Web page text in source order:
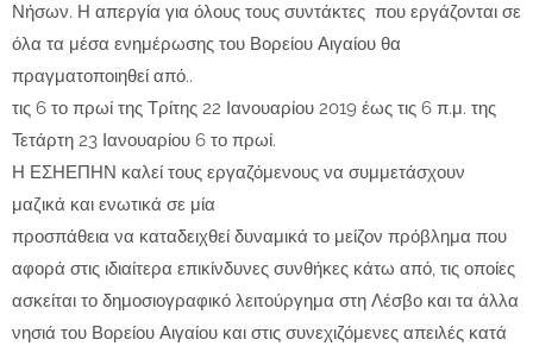
Νήσων. Η απεργία για όλους τους συντάκτες που εργάζονται σε
όλα τα μέσα ενημέρωσης του Βορείου Αιγαίου θα
πραγματοποιηθεί από..
τις 6 το πρωί της Τρίτης 22 Ιανουαρίου 2019 έως τις 6 π.μ. της
Τετάρτη 23 Ιανουαρίου 6 το πρωί.
Η ΕΣΗΕΠΗΝ καλεί τους εργαζόμενους να συμμετάσχουν
μαζικά και ενωτικά σε μία
προσπάθεια να καταδειχθεί δυναμικά το μείζον πρόβλημα που
αφορά στις ιδιαίτερα επικίνδυνες συνθήκες κάτω από, τις οποίες
ασκείται το δημοσιογραφικό λειτούργημα στη Λέσβο και τα άλλα
νησιά του Βορείου Αιγαίου και στις συνεχιζόμενες απειλές κατά